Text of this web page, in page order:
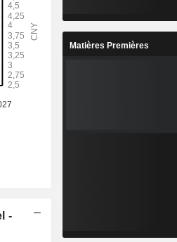
-
Matières Premières